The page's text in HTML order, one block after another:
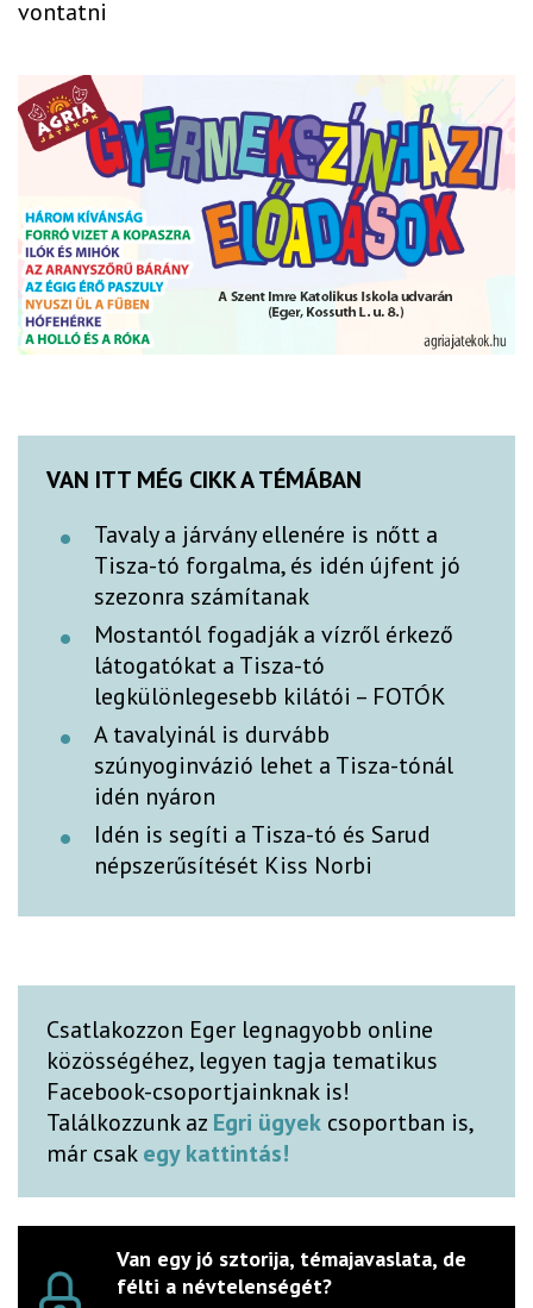
vontatni
VAN ITT MÉG CIKK A TÉMÁBAN
Tavaly a járvány ellenére is nőtt a
Tisza-tó forgalma, és idén újfent jó
szezonra számítanak
Mostantól fogadják a vízről érkező
látogatókat a Tisza-tó
legkülönlegesebb kilátói – FOTÓK
A tavalyinál is durvább
szúnyoginvázió lehet a Tisza-tónál
idén nyáron
Idén is segíti a Tisza-tó és Sarud
népszerűsítését Kiss Norbi
Csatlakozzon Eger legnagyobb online
közösségéhez, legyen tagja tematikus
Facebook-csoportjainknak is!
Találkozzunk az Egri ügyek csoportban is,
már csakegy kattintás!
Van egy jó sztorija, témajavaslata, de
félti a névtelenségét?